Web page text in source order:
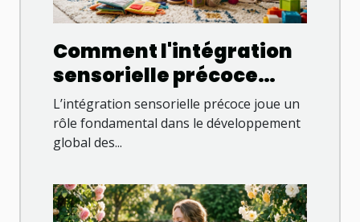
Comment l'intégration
sensorielle précoce
favorise le
développement
enfantin ?
L’intégration sensorielle précoce joue un
rôle fondamental dans le développement
global des...